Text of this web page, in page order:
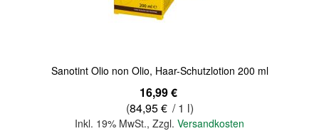
Sanotint Olio non Olio, Haar-Schutzlotion 200 ml
16,99 €
(84,95 € / 1 l)
Inkl. 19% MwSt., Zzgl. Versandkosten